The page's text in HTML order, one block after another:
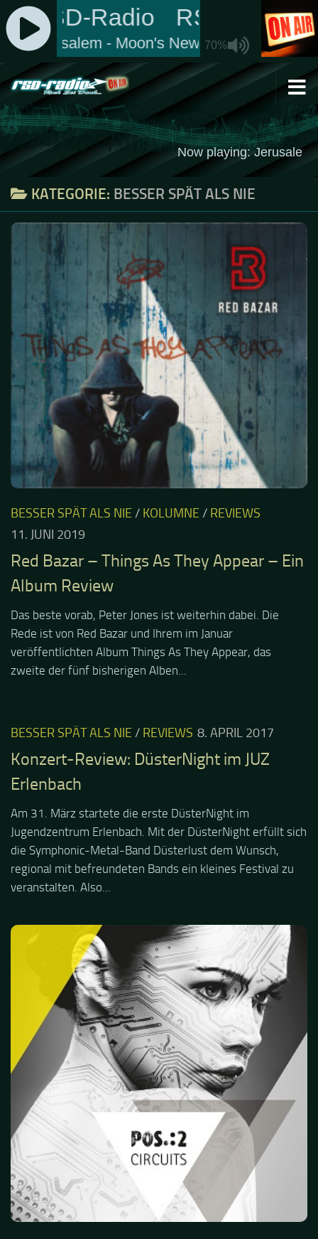
Zum Inhalt springen
KATEGORIE: BESSER SPÄT ALS NIE
BESSER SPÄT ALS NIE / KOLUMNE / REVIEWS
11. JUNI 2019
Red Bazar – Things As They Appear – Ein
Album Review
Das beste vorab, Peter Jones ist weiterhin dabei. Die
Rede ist von Red Bazar und Ihrem im Januar
veröffentlichten Album Things As They Appear, das
zweite der fünf bisherigen Alben...
BESSER SPÄT ALS NIE / REVIEWS 8. APRIL 2017
Konzert-Review: DüsterNight im JUZ
Erlenbach
Am 31. März startete die erste DüsterNight im
Jugendzentrum Erlenbach. Mit der DüsterNight erfüllt sich
die Symphonic-Metal-Band Düsterlust dem Wunsch,
regional mit befreundeten Bands ein kleines Festival zu
veranstalten. Also...